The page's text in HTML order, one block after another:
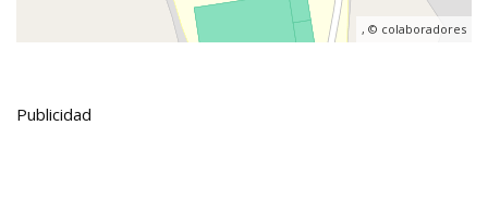
, © colaboradores
Publicidad